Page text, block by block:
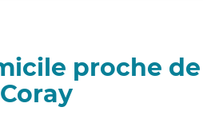
proche de
Coray